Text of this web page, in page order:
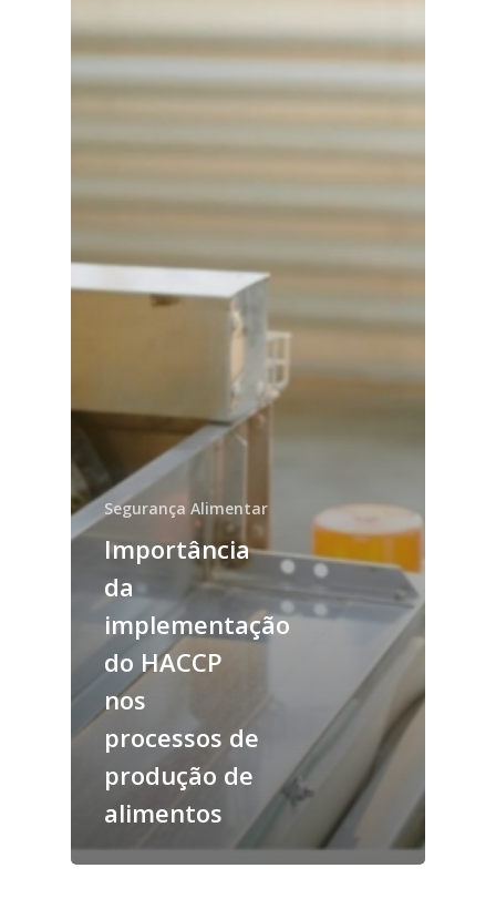
Segurança Alimentar
Importância
da
implementação
do HACCP
nos
processos de
produção de
alimentos